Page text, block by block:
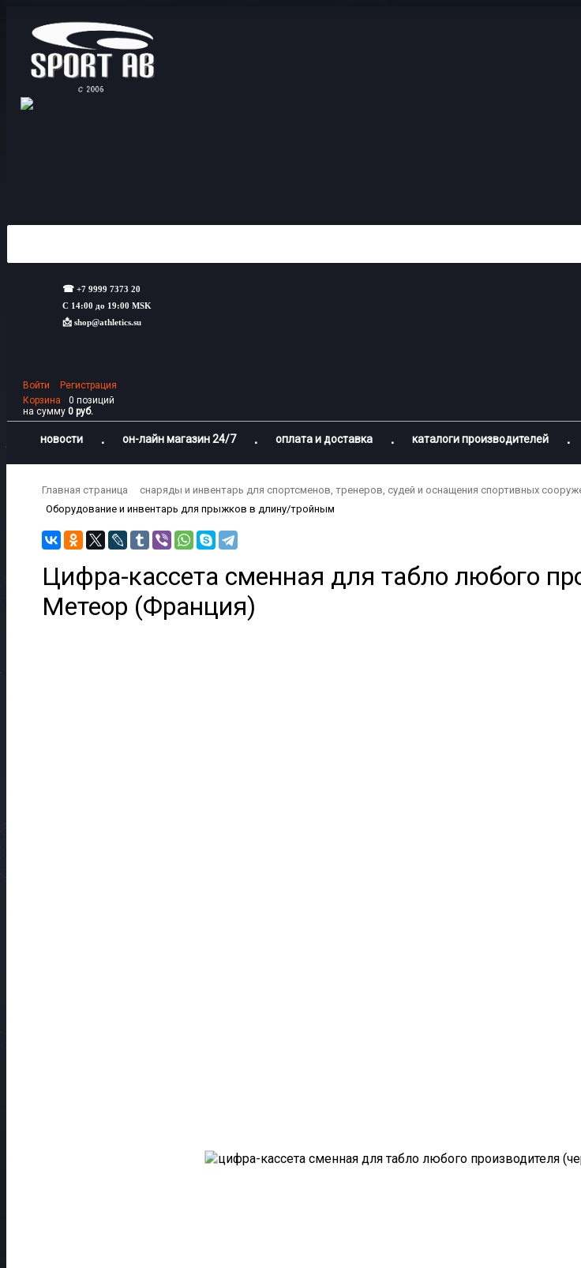
☎ +7 9999 7373 20
С 14:00 до 19:00 MSK
📩 shop@athletics.su
Войти
Регистрация
Корзина
0 позиций
на сумму 0 руб.
новости он-лайн магазин 24/7 оплата и доставка каталоги производителей
Главная страница снаряды и инвентарь для спортсменов, тренеров, судей и оснащения спортивных
Оборудование и инвентарь для прыжков в длину/тройным
Цифра-кассета сменная для табло любого
Метеор (Франция)